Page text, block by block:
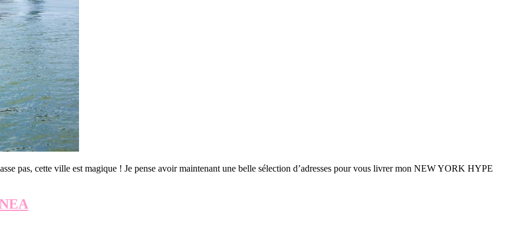
pas, cette ville est magique ! Je pense avoir maintenant une belle sélection d’adresses pour vous livrer mon NEW YORK HYPE